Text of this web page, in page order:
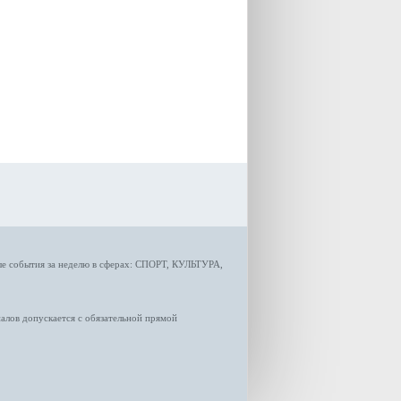
события за неделю в сферах: СПОРТ, КУЛЬТУРА,
допускается с обязательной прямой